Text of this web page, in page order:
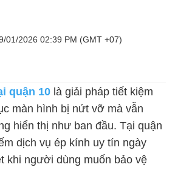
Thay rung Thay main Unlock - Mở Khoá
Màn hình Vivo
Vsmart Màn hình Google Pixel
Pin Samsumg Pin Oppo Pin Xiaomi
01/2026 02:39 PM (GMT +07)
quận 10 là giải pháp tiết kiệm
màn hình bị nứt vỡ mà vẫn
hiển thị như ban đầu. Tại quận
dịch vụ ép kính uy tín ngày
khi người dùng muốn bảo vệ